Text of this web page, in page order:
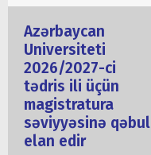
Azərbaycan
Universiteti
2026/2027-ci
tədris ili üçün
magistratura
səviyyəsinə qəbul
elan edir